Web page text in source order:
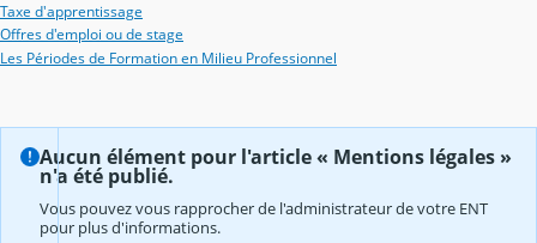
Taxe d'apprentissage
Offres d'emploi ou de stage
Les Périodes de Formation en Milieu Professionnel
Aucun élément pour l'article « Mentions légales »
n'a été publié.
Vous pouvez vous rapprocher de l'administrateur de votre ENT
pour plus d'informations.